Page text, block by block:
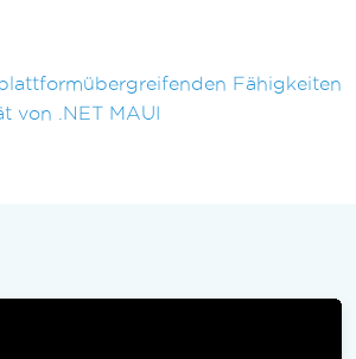
Fähigkeiten
von .NET MAUI